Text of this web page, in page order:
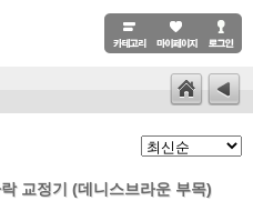
교정기 (데니스브라운 부목)